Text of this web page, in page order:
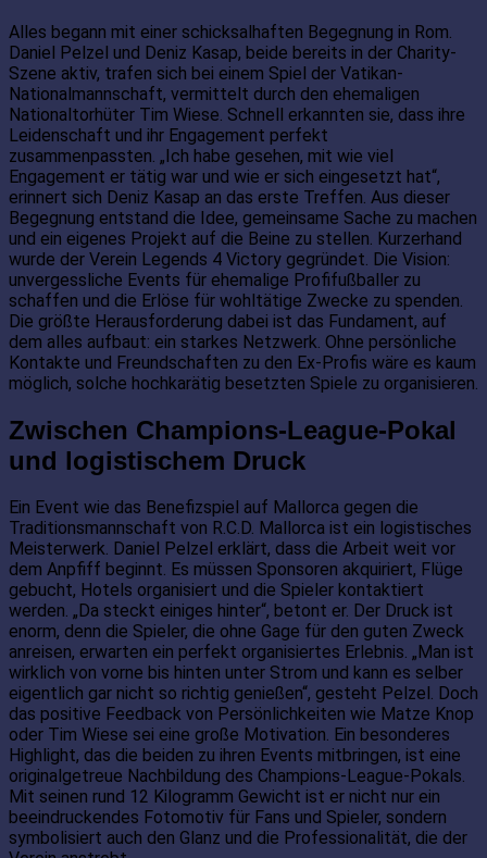
Alles begann mit einer schicksalhaften Begegnung in Rom.
Daniel Pelzel und Deniz Kasap, beide bereits in der Charity-
Szene aktiv, trafen sich bei einem Spiel der Vatikan-
Nationalmannschaft, vermittelt durch den ehemaligen
Nationaltorhüter Tim Wiese. Schnell erkannten sie, dass ihre
Leidenschaft und ihr Engagement perfekt
zusammenpassten. „Ich habe gesehen, mit wie viel
Engagement er tätig war und wie er sich eingesetzt hat“,
erinnert sich Deniz Kasap an das erste Treffen. Aus dieser
Begegnung entstand die Idee, gemeinsame Sache zu machen
und ein eigenes Projekt auf die Beine zu stellen. Kurzerhand
wurde der Verein Legends 4 Victory gegründet. Die Vision:
unvergessliche Events für ehemalige Profifußballer zu
schaffen und die Erlöse für wohltätige Zwecke zu spenden.
Die größte Herausforderung dabei ist das Fundament, auf
dem alles aufbaut: ein starkes Netzwerk. Ohne persönliche
Kontakte und Freundschaften zu den Ex-Profis wäre es kaum
möglich, solche hochkarätig besetzten Spiele zu organisieren.
Zwischen Champions-League-Pokal
und logistischem Druck
Ein Event wie das Benefizspiel auf Mallorca gegen die
Traditionsmannschaft von R.C.D. Mallorca ist ein logistisches
Meisterwerk. Daniel Pelzel erklärt, dass die Arbeit weit vor
dem Anpfiff beginnt. Es müssen Sponsoren akquiriert, Flüge
gebucht, Hotels organisiert und die Spieler kontaktiert
werden. „Da steckt einiges hinter“, betont er. Der Druck ist
enorm, denn die Spieler, die ohne Gage für den guten Zweck
anreisen, erwarten ein perfekt organisiertes Erlebnis. „Man ist
wirklich von vorne bis hinten unter Strom und kann es selber
eigentlich gar nicht so richtig genießen“, gesteht Pelzel. Doch
das positive Feedback von Persönlichkeiten wie Matze Knop
oder Tim Wiese sei eine große Motivation. Ein besonderes
Highlight, das die beiden zu ihren Events mitbringen, ist eine
originalgetreue Nachbildung des Champions-League-Pokals.
Mit seinen rund 12 Kilogramm Gewicht ist er nicht nur ein
beeindruckendes Fotomotiv für Fans und Spieler, sondern
symbolisiert auch den Glanz und die Professionalität, die der